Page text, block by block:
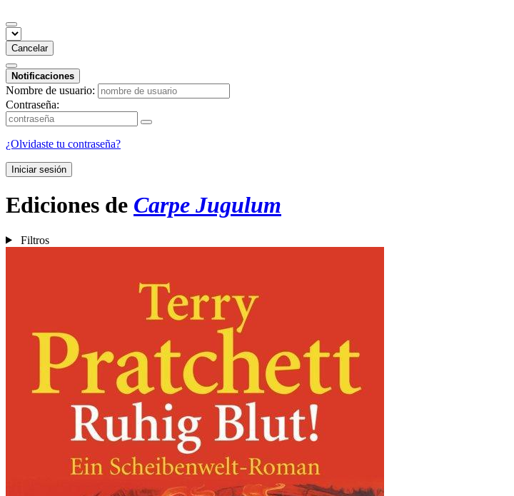
Cancelar
Notificaciones
Nombre de usuario:
Contraseña:
¿Olvidaste tu contraseña?
Iniciar sesión
Ediciones de Carpe Jugulum
Filtros